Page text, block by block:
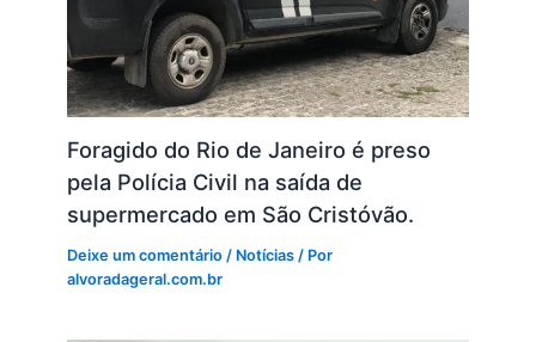
Foragido do Rio de Janeiro é preso
pela Polícia Civil na saída de
supermercado em São Cristóvão.
Deixe um comentário / Notícias / Por
alvoradageral.com.br